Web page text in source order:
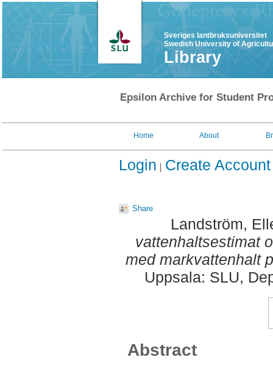
Sveriges lantbruksuniversitet
Swedish University of
Library
Epsilon Archive for Student
Home About
Login Create Account
Share
Landström,
vattenhaltsestimat
med markvattenhalt
Uppsala: SLU,
Abstract